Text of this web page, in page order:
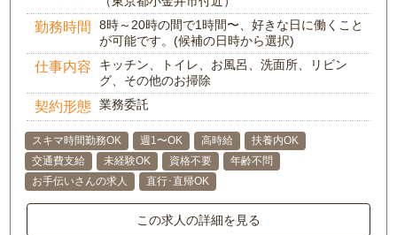
勤務時間
8時～20時の間で1時間〜、好きな日に働くこと
が可能です。(候補の日時から選択)
仕事内容
キッチン、トイレ、お風呂、洗面所、リビン
グ、その他のお掃除
契約形態 業務委託
スキマ時間勤務OK 週1〜OK 高時給
扶養内OK
交通費支給
未経験OK 資格不要
年齢不問
お手伝いさんの求人
直行･直帰OK
この求人の詳細を見る